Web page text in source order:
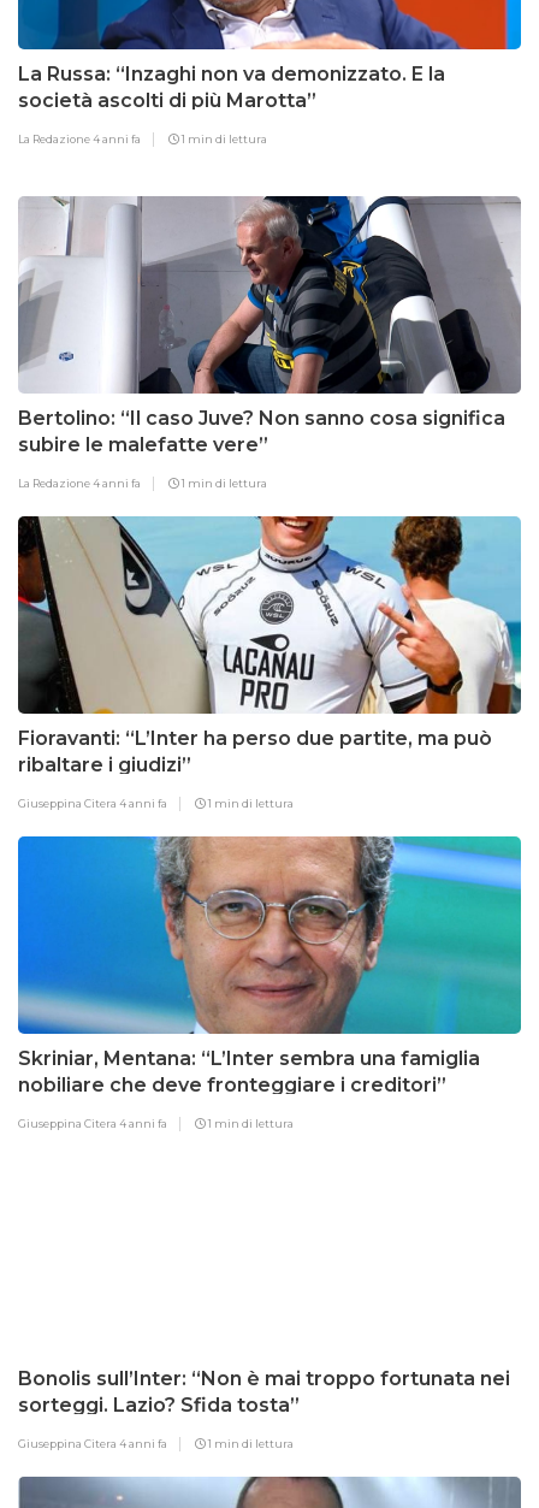
La Russa: “Inzaghi non va demonizzato. E la
società ascolti di più Marotta”
La Redazione4 anni fa 1 min di lettura
Bertolino: “Il caso Juve? Non sanno cosa significa
subire le malefatte vere”
La Redazione4 anni fa 1 min di lettura
Fioravanti: “L’Inter ha perso due partite, ma può
ribaltare i giudizi”
Giuseppina Citera 4 anni fa 1 min di lettura
Skriniar, Mentana: “L’Inter sembra una famiglia
nobiliare che deve fronteggiare i creditori”
Giuseppina Citera 4 anni fa 1 min di lettura
Bonolis sull’Inter: “Non è mai troppo fortunata nei
sorteggi. Lazio? Sfida tosta”
Giuseppina Citera 4 anni fa 1 min di lettura